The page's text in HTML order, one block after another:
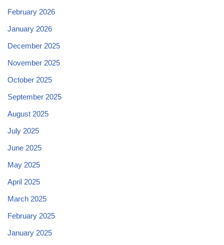
February 2026
January 2026
December 2025
November 2025
October 2025
September 2025
August 2025
July 2025
June 2025
May 2025
April 2025
March 2025
February 2025
January 2025